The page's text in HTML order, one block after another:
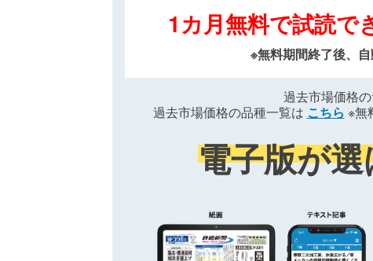
1カ月無料で試読で
※無料期間終了後、
過去市場価格
過去市場価格の品種一覧は こちら ※無
電子版が